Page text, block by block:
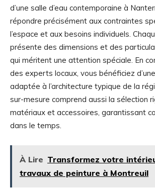
d’une salle d’eau contemporaine à
répondre précisément aux contraintes
l’espace et aux besoins individuels.
présente des dimensions et des
qui méritent une attention spéciale. En
des experts locaux, vous bénéficiez
adaptée à l’architecture typique de la
sur-mesure comprend aussi la sélection
matériaux et accessoires, garantissant
dans le temps.
À Lire Transformez votre
travaux de peinture à Montreuil